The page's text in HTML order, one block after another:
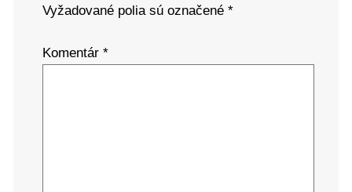
Vyžadované polia sú označené *
Komentár *